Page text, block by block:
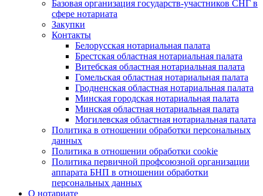
Базовая организация государств-участников СНГ в
сфере нотариата
Закупки
Контакты
Белорусская нотариальная палата
Брестская областная нотариальная палата
Витебская областная нотариальная палата
Гомельская областная нотариальная палата
Гродненская областная нотариальная палата
Минская городская нотариальная палата
Минская областная нотариальная палата
Могилевская областная нотариальная палата
Политика в отношении обработки персональных
данных
Политика в отношении обработки cookie
Политика первичной профсоюзной организации
аппарата БНП в отношении обработки
персональных данных
О нотариате